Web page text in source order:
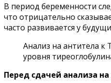
В период беременности
что отрицательно
часто развивается у
Анализ на антитела к
уровня
Перед сдачей анализа